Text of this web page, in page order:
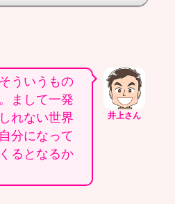
井上さん
ういうもの
まして一発
れない世界
分になって
るとなるか